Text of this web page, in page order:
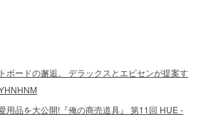
ボードの邂逅。 デラックスとエビセンが提案す
用品を大公開!『俺の商売道具』 第11回 HUE -